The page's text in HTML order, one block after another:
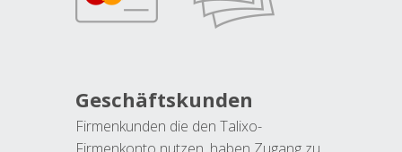
Geschäftskunden
Firmenkunden die den Talixo-